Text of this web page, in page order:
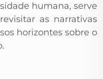
humana, serve
as narrativas
horizontes sobre o